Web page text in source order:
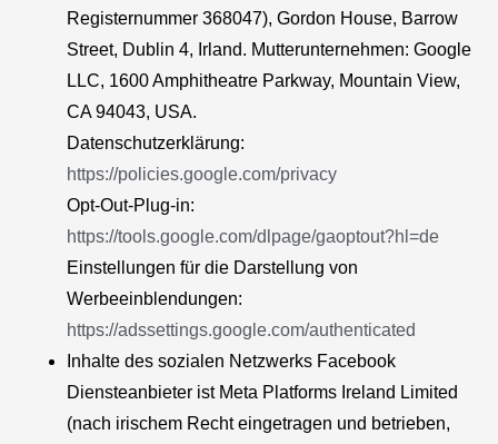
Registernummer 368047), Gordon House, Barrow
Street, Dublin 4, Irland. Mutterunternehmen: Google
LLC, 1600 Amphitheatre Parkway, Mountain View,
CA 94043, USA.
Datenschutzerklärung:
https://policies.google.com/privacy
Opt-Out-Plug-in:
https://tools.google.com/dlpage/gaoptout?hl=de
Einstellungen für die Darstellung von
Werbeeinblendungen:
https://adssettings.google.com/authenticated
Inhalte des sozialen Netzwerks Facebook
Diensteanbieter ist Meta Platforms Ireland Limited
(nach irischem Recht eingetragen und betrieben,